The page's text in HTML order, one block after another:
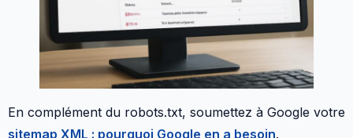
En complément du robots.txt, soumettez à Google votre
sitemap XML : pourquoi Google en a besoin.